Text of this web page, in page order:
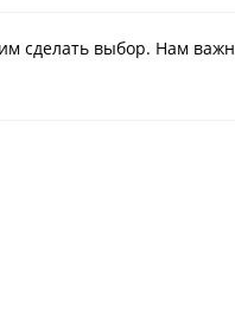
сделать выбор. Нам